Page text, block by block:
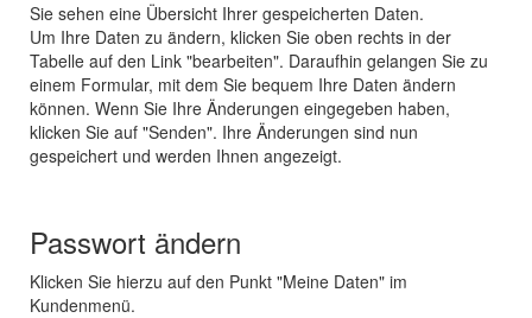
Sie sehen eine Übersicht Ihrer gespeicherten Daten.
Um Ihre Daten zu ändern, klicken Sie oben rechts in der
Tabelle auf den Link "bearbeiten". Daraufhin gelangen Sie zu
einem Formular, mit dem Sie bequem Ihre Daten ändern
können. Wenn Sie Ihre Änderungen eingegeben haben,
klicken Sie auf "Senden". Ihre Änderungen sind nun
gespeichert und werden Ihnen angezeigt.
Passwort ändern
Klicken Sie hierzu auf den Punkt "Meine Daten" im
Kundenmenü.